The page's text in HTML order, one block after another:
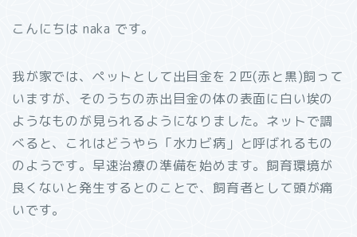
こんにちは naka です。
我が家では、ペットとして出目金を２匹(赤と黒)飼って
いますが、そのうちの赤出目金の体の表面に白い埃の
ようなものが見られるようになりました。ネットで調
べると、これはどうやら「水カビ病」と呼ばれるもの
のようです。早速治療の準備を始めます。飼育環境が
良くないと発生するとのことで、飼育者として頭が痛
いです。